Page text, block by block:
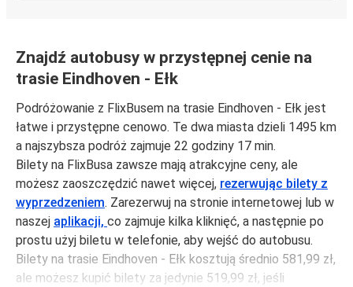
Znajdź autobusy w przystępnej cenie na
trasie Eindhoven - Ełk
Podróżowanie z FlixBusem na trasie Eindhoven - Ełk jest
łatwe i przystępne cenowo. Te dwa miasta dzieli 1495 km
a najszybsza podróż zajmuje 22 godziny 17 min.
Bilety na FlixBusa zawsze mają atrakcyjne ceny, ale
możesz zaoszczędzić nawet więcej, rezerwując bilety z
wyprzedzeniem. Zarezerwuj na stronie internetowej lub w
naszej aplikacji, co zajmuje kilka kliknięć, a następnie po
prostu użyj biletu w telefonie, aby wejść do autobusu.
Bilety na trasie Eindhoven - Ełk kosztują średnio 581,99 zł,
ale możesz kupić bilety za jedynie 519,99 zł, jeśli